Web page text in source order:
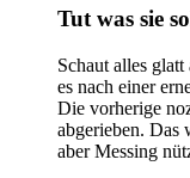
Tut was sie
Schaut alles
es nach einer
Die vorherige
abgerieben. Das
aber Messing